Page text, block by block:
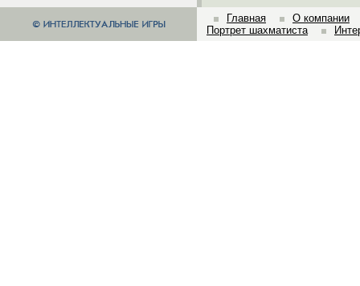
Главная
О компании
Портрет шахматиста